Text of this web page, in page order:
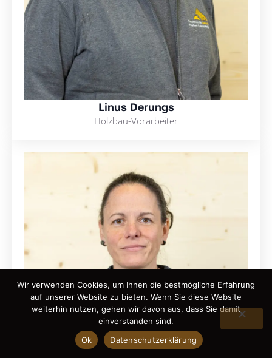
Linus Derungs
Holzbau-Vorarbeiter
Wir verwenden Cookies, um Ihnen die bestmögliche Erfahrung
auf unserer Website zu bieten. Wenn Sie diese Website
weiterhin nutzen, gehen wir davon aus, dass Sie damit
einverstanden sind.
Ok
Datenschutzerklärung